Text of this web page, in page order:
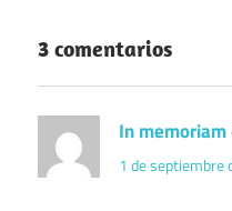
3 comentarios
In memoriam
1 de septiembre